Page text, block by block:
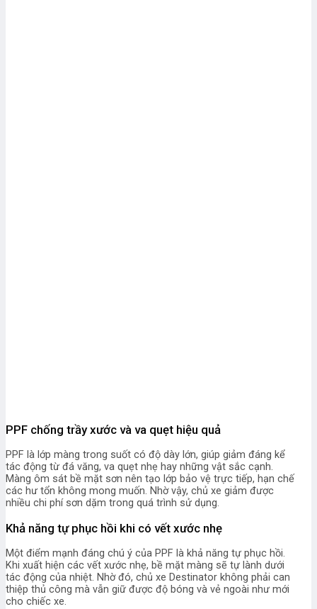
PPF chống trầy xước và va quẹt hiệu quả
PPF là lớp màng trong suốt có độ dày lớn, giúp giảm đáng kể
tác động từ đá văng, va quẹt nhẹ hay những vật sắc cạnh.
Màng ôm sát bề mặt sơn nên tạo lớp bảo vệ trực tiếp, hạn chế
các hư tổn không mong muốn. Nhờ vậy, chủ xe giảm được
nhiều chi phí sơn dặm trong quá trình sử dụng.
Khả năng tự phục hồi khi có vết xước nhẹ
Một điểm mạnh đáng chú ý của PPF là khả năng tự phục hồi.
Khi xuất hiện các vết xước nhẹ, bề mặt màng sẽ tự lành dưới
tác động của nhiệt. Nhờ đó, chủ xe Destinator không phải can
thiệp thủ công mà vẫn giữ được độ bóng và vẻ ngoài như mới
cho chiếc xe.